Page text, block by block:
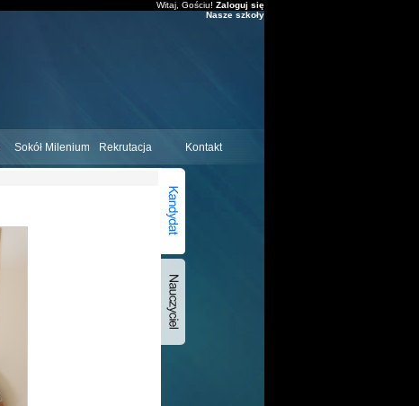
Witaj, Gościu! Zaloguj się
Nasze szkoły
Sokół Milenium Rekrutacja Kontakt